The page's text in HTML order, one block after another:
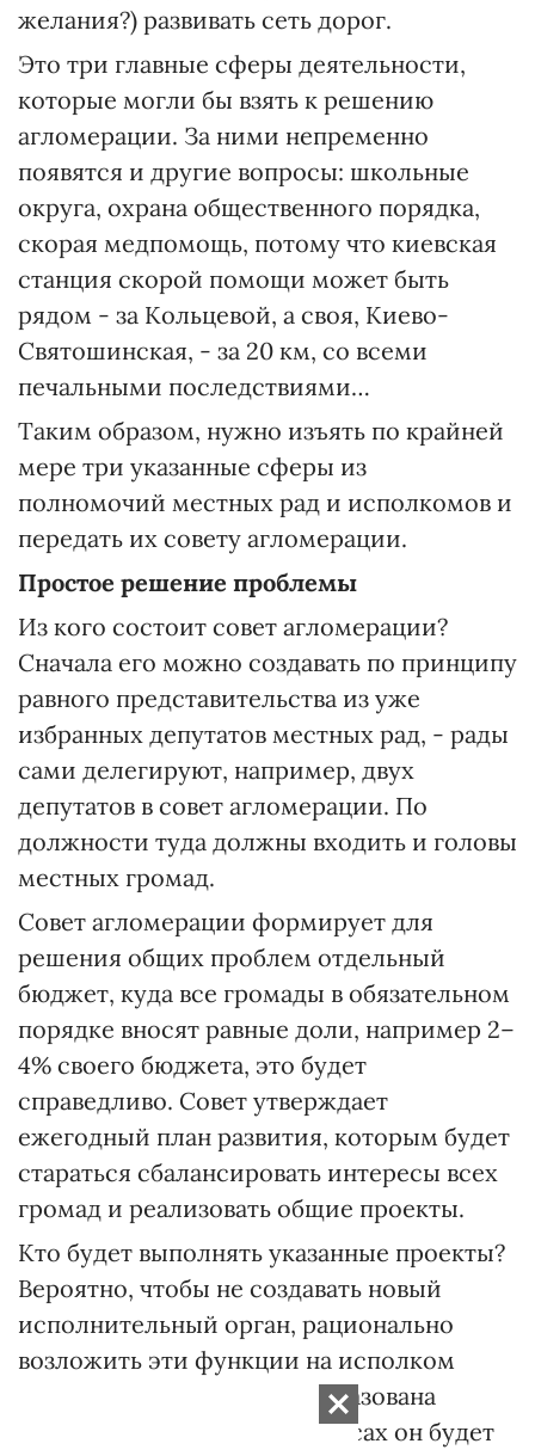
желания?) развивать сеть дорог.
Это три главные сферы деятельности,
которые могли бы взять к решению
агломерации. За ними непременно
появятся и другие вопросы: школьные
округа, охрана общественного порядка,
скорая медпомощь, потому что киевская
станция скорой помощи может быть
рядом - за Кольцевой, а своя, Киево-
Святошинская, - за 20 км, со всеми
печальными последствиями…
Таким образом, нужно изъять по крайней
мере три указанные сферы из
полномочий местных рад и исполкомов и
передать их совету агломерации.
Простое решение проблемы
Из кого состоит совет агломерации?
Сначала его можно создавать по принципу
равного представительства из уже
избранных депутатов местных рад, - рады
сами делегируют, например, двух
депутатов в совет агломерации. По
должности туда должны входить и головы
местных громад.
Совет агломерации формирует для
решения общих проблем отдельный
бюджет, куда все громады в обязательном
порядке вносят равные доли, например 2–
4% своего бюджета, это будет
справедливо. Совет утверждает
ежегодный план развития, которым будет
стараться сбалансировать интересы всех
громад и реализовать общие проекты.
Кто будет выполнять указанные проекты?
Вероятно, чтобы не создавать новый
исполнительный орган, рационально
возложить эти функции на исполком
города, вокруг которого образована
агломерация, и в этих вопросах он будет